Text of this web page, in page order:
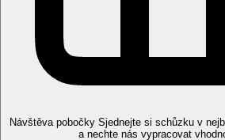
Zdarma:
tenis, stolní tenis,
šipky, lukostřelba, pétanque,
Zábava
Návštěva pobočky Sjednejte si schůzku v
a nechte nás vypracovat